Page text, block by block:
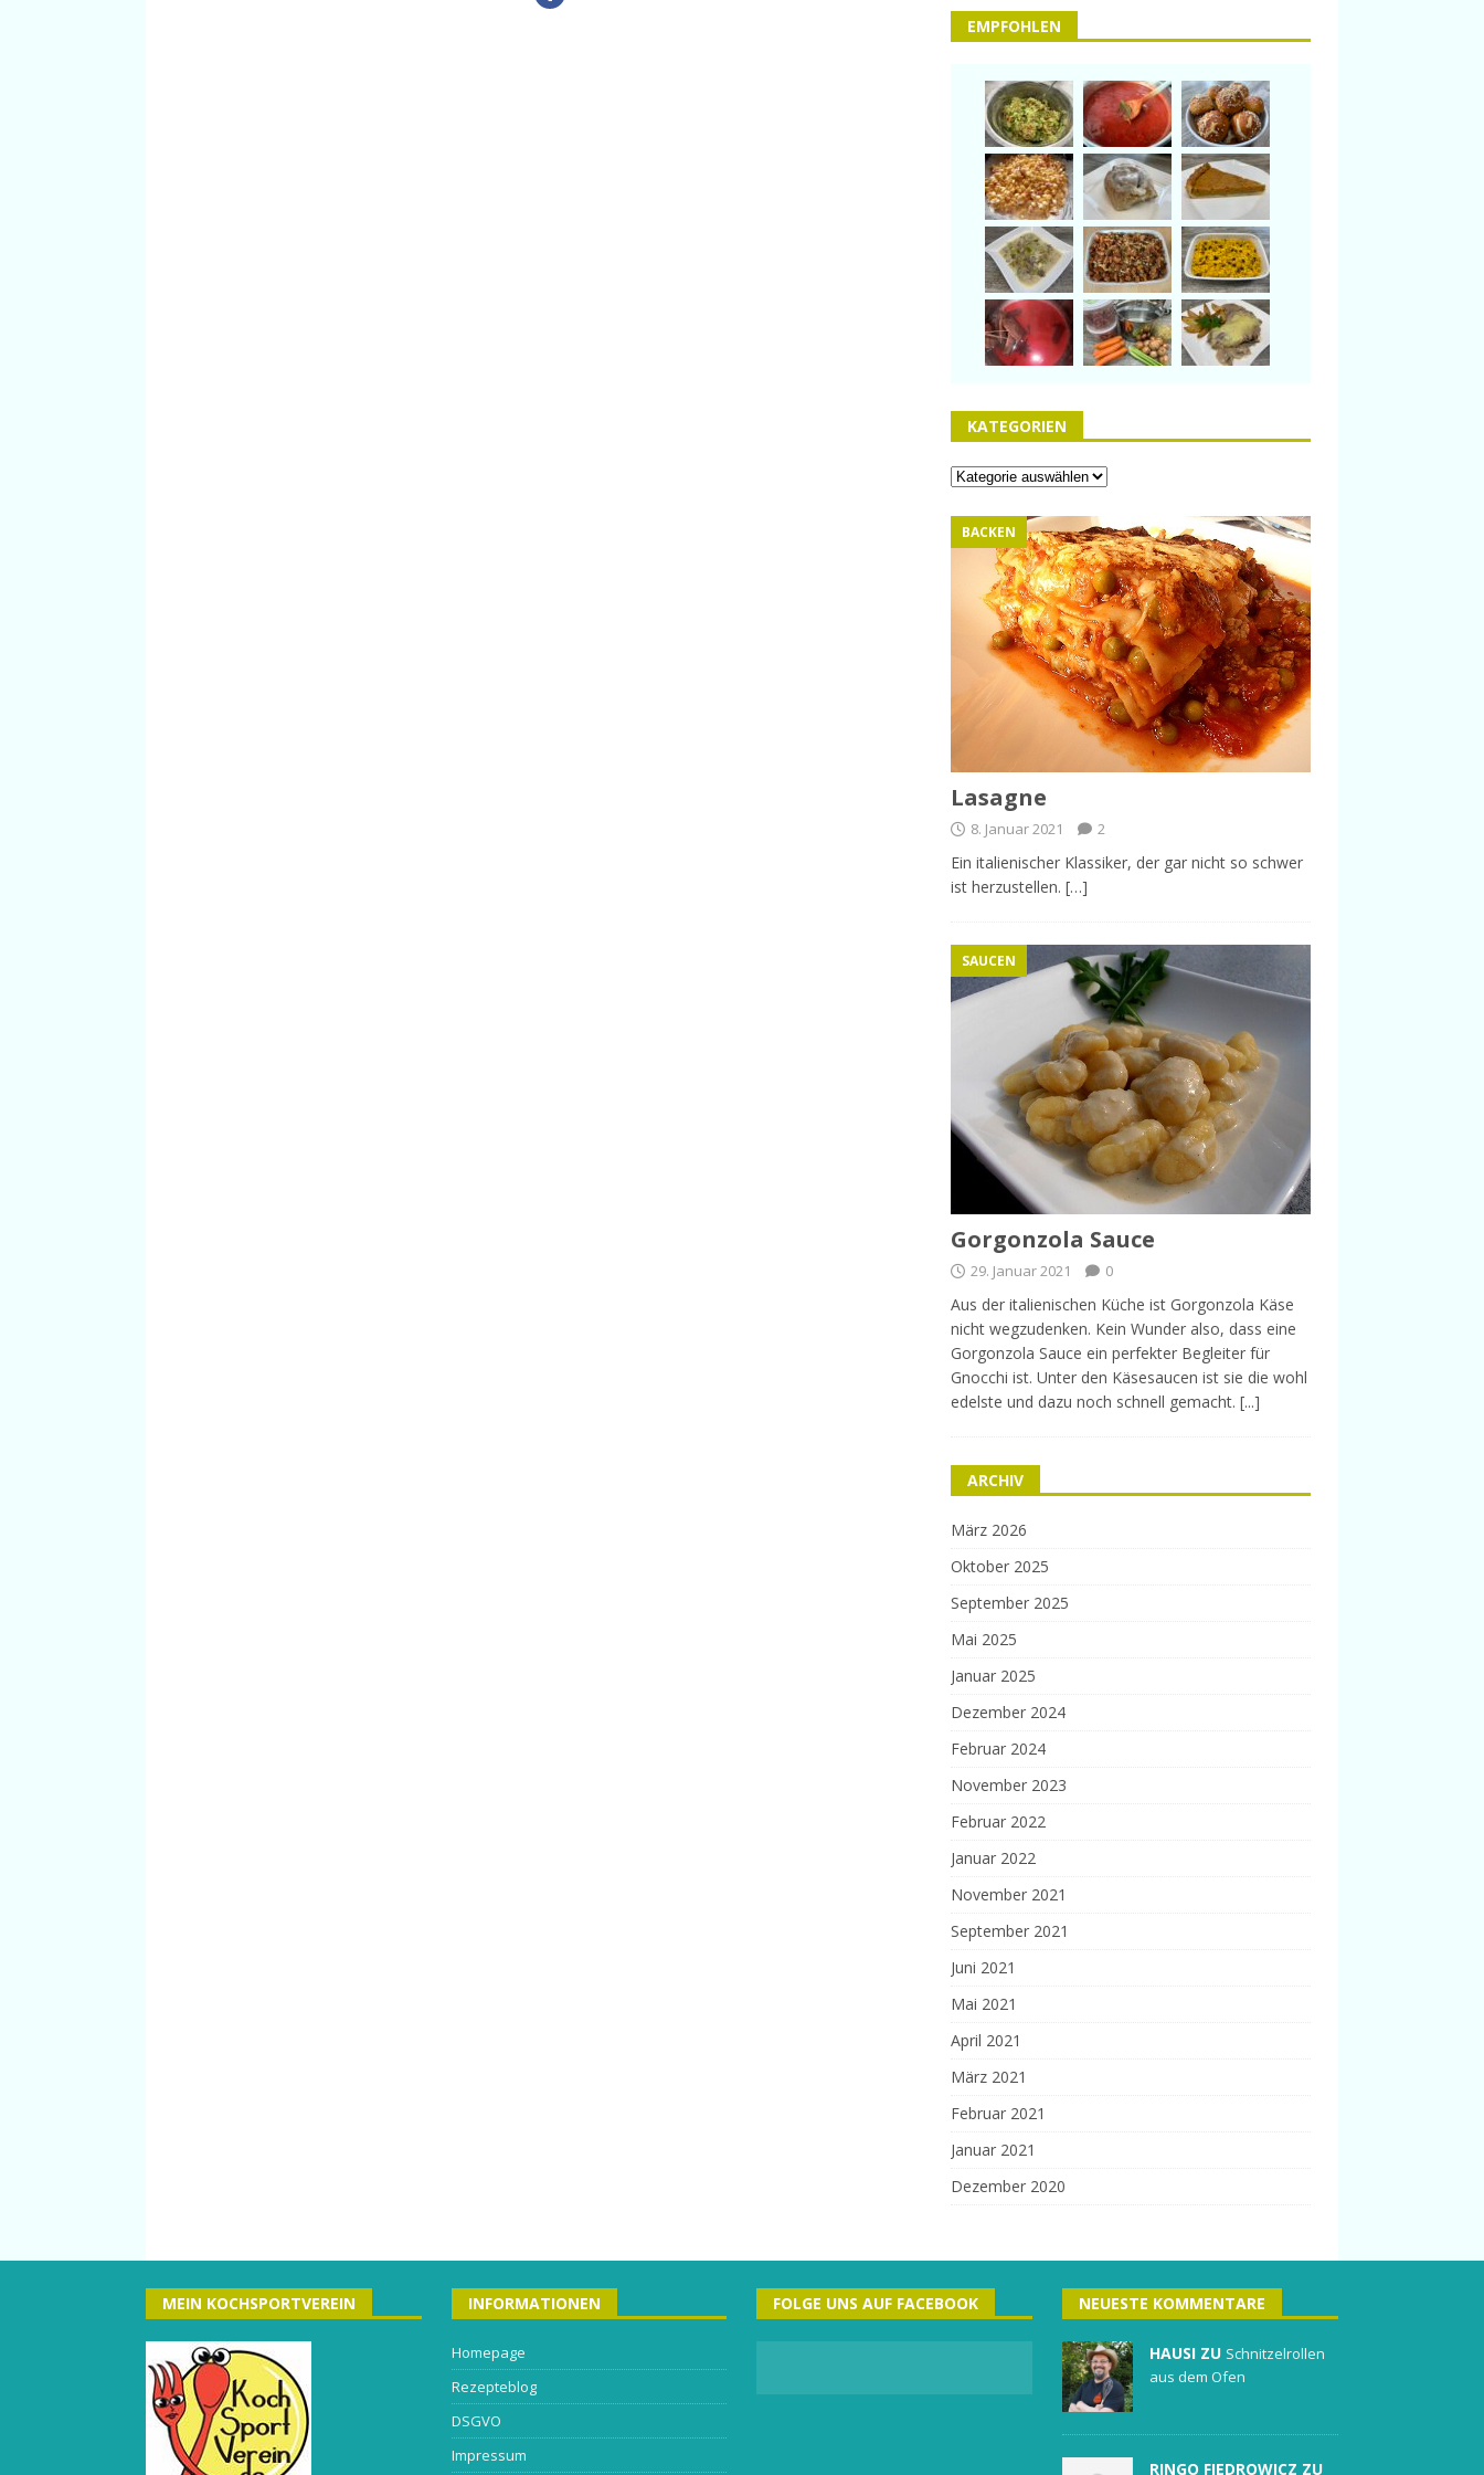
EMPFOHLEN
KATEGORIEN
Lasagne
BACKEN
8. Januar 2021 2
Ein italienischer Klassiker, der gar nicht so schwer
ist herzustellen. […]
Gorgonzola Sauce
SAUCEN
29. Januar 2021 0
Aus der italienischen Küche ist Gorgonzola Käse
nicht wegzudenken. Kein Wunder also, dass eine
Gorgonzola Sauce ein perfekter Begleiter für
Gnocchi ist. Unter den Käsesaucen ist sie die wohl
edelste und dazu noch schnell gemacht. [...]
ARCHIV
März 2026
Oktober 2025
September 2025
Mai 2025
Januar 2025
Dezember 2024
Februar 2024
November 2023
Februar 2022
Januar 2022
November 2021
September 2021
Juni 2021
Mai 2021
April 2021
März 2021
Februar 2021
Januar 2021
Dezember 2020
MEIN KOCHSPORTVEREIN INFORMATIONEN
Homepage
Rezepteblog
DSGVO
Impressum
FOLGE UNS AUF FACEBOOK NEUESTE KOMMENTARE
HAUSI ZU Schnitzelrollen
aus dem Ofen
RINGO FIEDROWICZ ZU